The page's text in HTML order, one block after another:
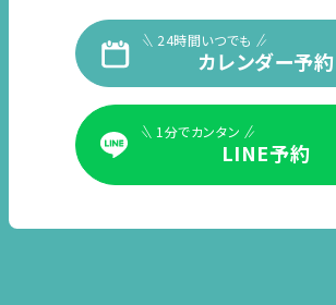
24時間いつでも
カレンダー予約
1分でカンタン
LINE予約